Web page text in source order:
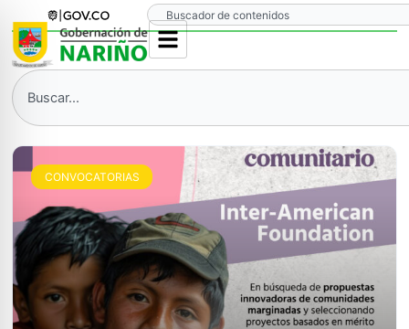
contenido
Search
Search
CONVOCATORIAS